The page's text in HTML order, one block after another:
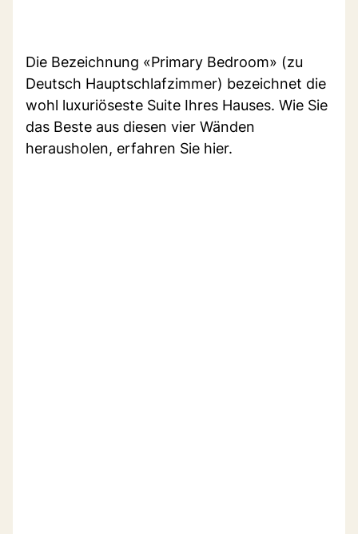
Die Bezeichnung «Primary Bedroom» (zu
Deutsch Hauptschlafzimmer) bezeichnet die
wohl luxuriöseste Suite Ihres Hauses. Wie Sie
das Beste aus diesen vier Wänden
herausholen, erfahren Sie hier.